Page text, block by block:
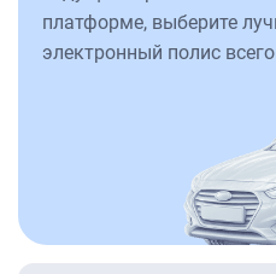
платформе, выберите
электронный полис